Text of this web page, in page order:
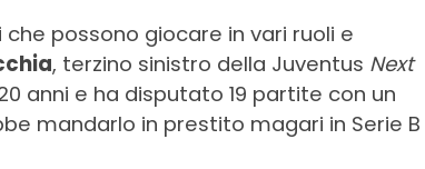
possono giocare in vari ruoli e
, terzino sinistro della Juventus Next
anni e ha disputato 19 partite con un
mandarlo in prestito magari in Serie B